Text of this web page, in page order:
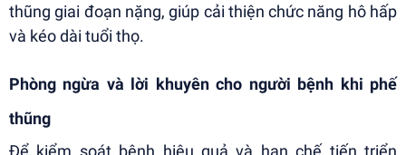
thũng giai đoạn nặng, giúp cải thiện chức năng hô hấp
và kéo dài tuổi thọ.
Phòng ngừa và lời khuyên cho người bệnh khi phế
thũng
Để kiểm soát bệnh hiệu quả và hạn chế tiến triển